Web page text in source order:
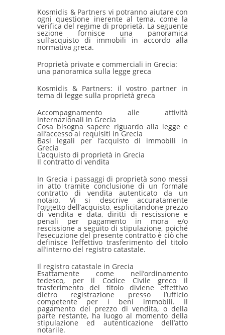
Kosmidis & Partners vi potranno aiutare con
ogni questione inerente al tema, come la
verifica del regime di proprietà. La seguente
sezione fornisce una panoramica
sull’acquisto di immobili in accordo alla
normativa greca.
Proprietà private e commerciali in Grecia:
una panoramica sulla legge greca
Kosmidis & Partners: il vostro partner in
tema di legge sulla proprietà greca
Accompagnamento alle attività
internazionali in Grecia
Cosa bisogna sapere riguardo alla legge e
all’accesso ai requisiti in Grecia
Basi legali per l’acquisto di immobili in
Grecia
L’acquisto di proprietà in Grecia
Il contratto di vendita
In Grecia i passaggi di proprietà sono messi
in atto tramite conclusione di un formale
contratto di vendita autenticato da un
notaio. Vi si descrive accuratamente
l’oggetto dell’acquisto, esplicitandone prezzo
di vendita e data, diritti di rescissione e
penali per pagamento in mora e/o
rescissione a seguito di stipulazione, poiché
l’esecuzione del presente contratto è ciò che
definisce l’effettivo trasferimento del titolo
all’interno del registro catastale.
Il registro catastale in Grecia
Esattamente come nell’ordinamento
tedesco, per il Codice Civile greco il
trasferimento del titolo diviene effettivo
dietro registrazione presso l’ufficio
competente per i beni immobili. Il
pagamento del prezzo di vendita, o della
parte restante, ha luogo al momento della
stipulazione ed autenticazione dell’atto
notarile.